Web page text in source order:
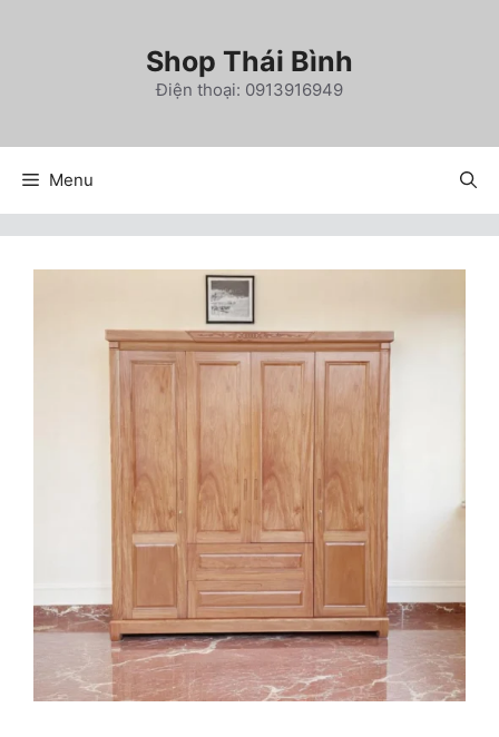
Shop Thái Bình
Điện thoại: 0913916949
Menu